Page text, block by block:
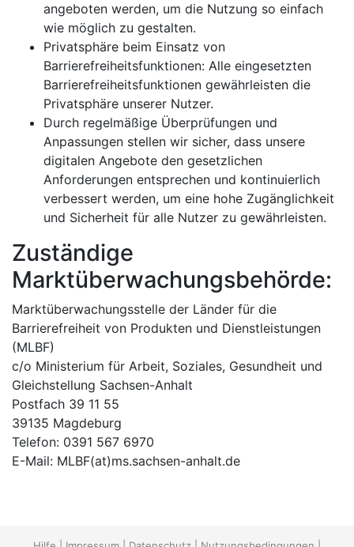
angeboten werden, um die Nutzung so einfach
wie möglich zu gestalten.
Privatsphäre beim Einsatz von
Barrierefreiheitsfunktionen: Alle eingesetzten
Barrierefreiheitsfunktionen gewährleisten die
Privatsphäre unserer Nutzer.
Durch regelmäßige Überprüfungen und
Anpassungen stellen wir sicher, dass unsere
digitalen Angebote den gesetzlichen
Anforderungen entsprechen und kontinuierlich
verbessert werden, um eine hohe Zugänglichkeit
und Sicherheit für alle Nutzer zu gewährleisten.
Zuständige
Marktüberwachungsbehörde:
Marktüberwachungsstelle der Länder für die
Barrierefreiheit von Produkten und Dienstleistungen
(MLBF)
c/o Ministerium für Arbeit, Soziales, Gesundheit und
Gleichstellung Sachsen-Anhalt
Postfach 39 11 55
39135 Magdeburg
Telefon: 0391 567 6970
E-​Mail: MLBF(at)ms.sachsen-​anhalt.de